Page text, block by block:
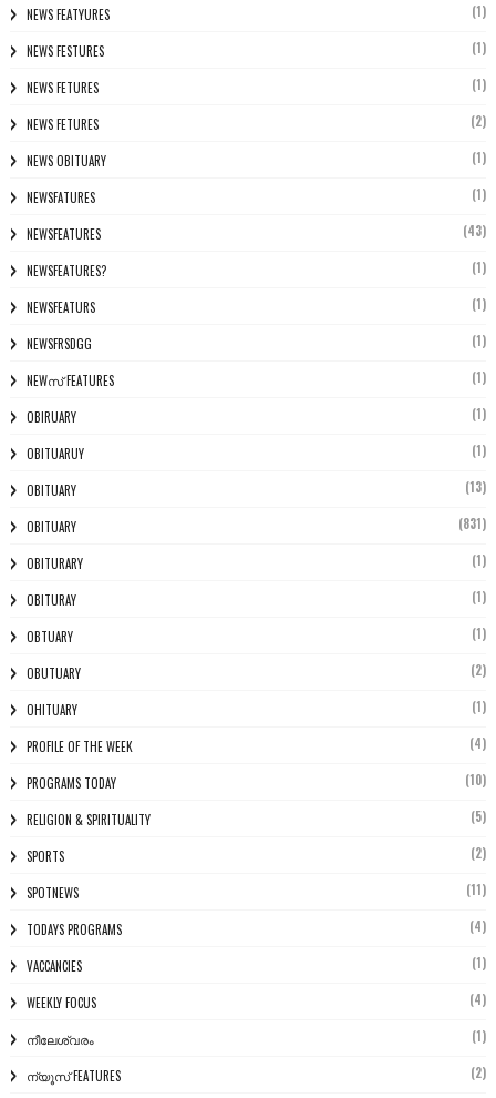
NEWS FEATYURES (1)
NEWS FESTURES (1)
NEWS FETURES (1)
NEWS FETURES (2)
NEWS OBITUARY (1)
NEWSFATURES (1)
NEWSFEATURES (43)
NEWSFEATURES? (1)
NEWSFEATURS (1)
NEWSFRSDGG (1)
NEWസ് FEATURES (1)
OBIRUARY (1)
OBITUARUY (1)
OBITUARY (13)
OBITUARY (831)
OBITURARY (1)
OBITURAY (1)
OBTUARY (1)
OBUTUARY (2)
OHITUARY (1)
PROFILE OF THE WEEK (4)
PROGRAMS TODAY (10)
RELIGION & SPIRITUALITY (5)
SPORTS (2)
SPOTNEWS (11)
TODAYS PROGRAMS (4)
VACCANCIES (1)
WEEKLY FOCUS (4)
നീലേശ്വരം (1)
ന്യൂസ് FEATURES (2)